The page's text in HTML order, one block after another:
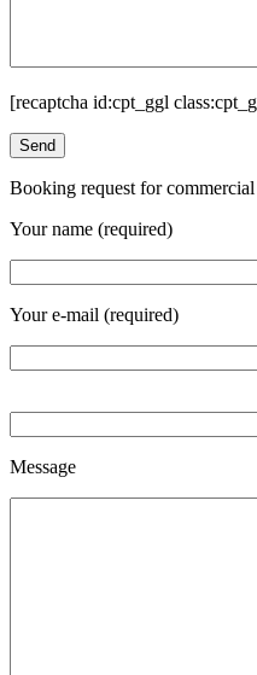
[recaptcha id:cpt_ggl
Booking request for
Your name (required)
Your e-mail (required)
Message